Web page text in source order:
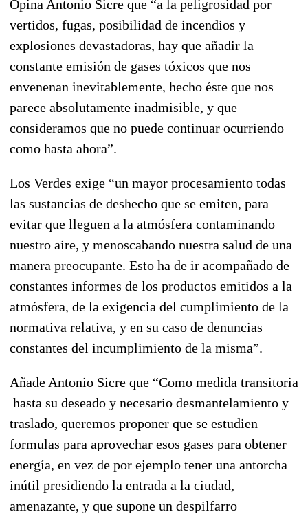
Opina Antonio Sicre que “a la peligrosidad por
vertidos, fugas, posibilidad de incendios y
explosiones devastadoras, hay que añadir la
constante emisión de gases tóxicos que nos
envenenan inevitablemente, hecho éste que nos
parece absolutamente inadmisible, y que
consideramos que no puede continuar ocurriendo
como hasta ahora”.
Los Verdes exige “un mayor procesamiento todas
las sustancias de deshecho que se emiten, para
evitar que lleguen a la atmósfera contaminando
nuestro aire, y menoscabando nuestra salud de una
manera preocupante. Esto ha de ir acompañado de
constantes informes de los productos emitidos a la
atmósfera, de la exigencia del cumplimiento de la
normativa relativa, y en su caso de denuncias
constantes del incumplimiento de la misma”.
Añade Antonio Sicre que “Como medida transitoria
hasta su deseado y necesario desmantelamiento y
traslado, queremos proponer que se estudien
formulas para aprovechar esos gases para obtener
energía, en vez de por ejemplo tener una antorcha
inútil presidiendo la entrada a la ciudad,
amenazante, y que supone un despilfarro